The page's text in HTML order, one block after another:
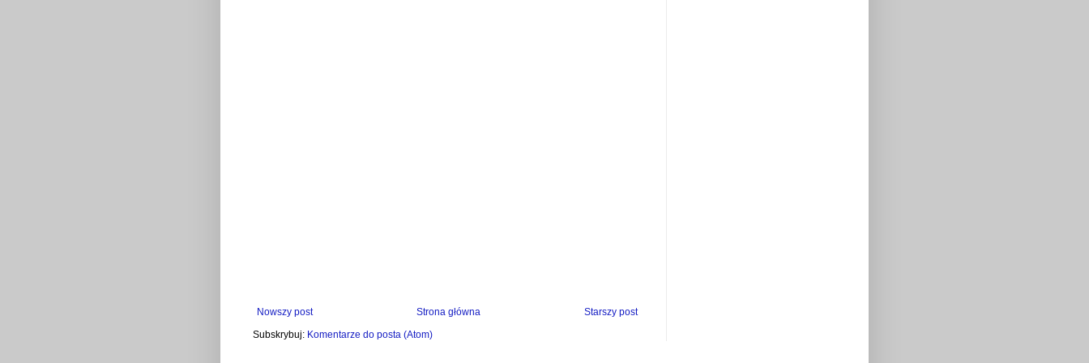
Nowszy post Starszy post
Strona główna
Subskrybuj: Komentarze do posta (Atom)